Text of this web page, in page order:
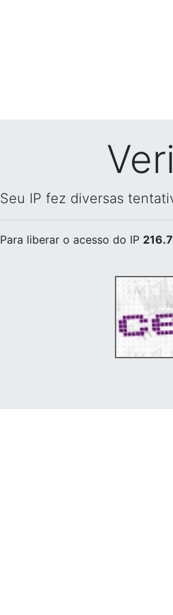
Seu IP fez diversas
Para liberar o acesso do IP